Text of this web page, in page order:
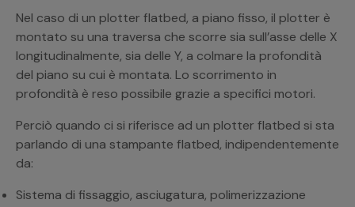
Nel caso di un plotter flatbed, a piano fisso, il plotter è
montato su una traversa che scorre sia sull’asse delle X
longitudinalmente, sia delle Y, a colmare la profondità
del piano su cui è montata. Lo scorrimento in
profondità è reso possibile grazie a specifici motori.
Perciò quando ci si riferisce ad un plotter flatbed si sta
parlando di una stampante flatbed, indipendentemente
da:
Sistema di fissaggio, asciugatura, polimerizzazione